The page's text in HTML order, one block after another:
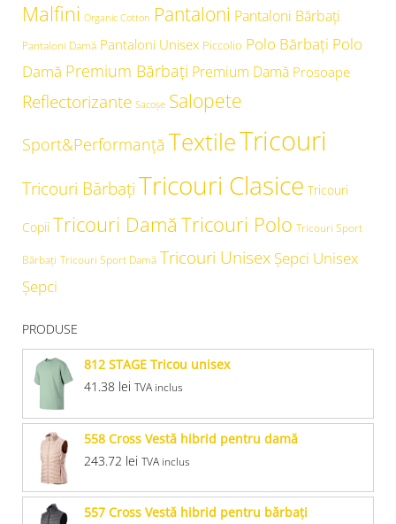
Malfini Organic Cotton Pantaloni Pantaloni Bărbați
Pantaloni Damă Pantaloni Unisex Piccolio Polo Bărbați Polo
Damă Premium Bărbați Premium Damă Prosoape
Reflectorizante Sacoșe Salopete
Sport&Performanță TextileTricouri
Tricouri BărbațiTricouri Clasice Tricouri
Copii Tricouri Damă Tricouri Polo Tricouri Sport
Bărbați Tricouri Sport Damă Tricouri Unisex Şepci Unisex
Șepci
PRODUSE
812 STAGE Tricou unisex
41.38 lei TVA inclus
558 Cross Vestă hibrid pentru damă
243.72 lei TVA inclus
557 Cross Vestă hibrid pentru bărbaţi